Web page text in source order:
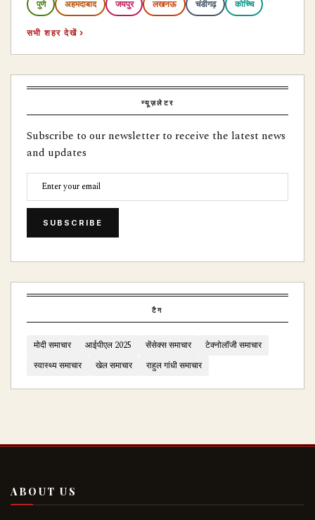
पुणे अहमदाबाद जयपुर लखनऊ चंडीगढ़ कोच्चि
सभी शहर देखें ›
न्यूज़लेटर
Subscribe to our newsletter to receive the latest news
and updates
SUBSCRIBE
टैग
मोदी समाचार आईपीएल 2025 सेंसेक्स समाचार
टेक्नोलॉजी समाचार
स्वास्थ्य समाचार
खेल समाचार राहुल गांधी समाचार
ABOUT US